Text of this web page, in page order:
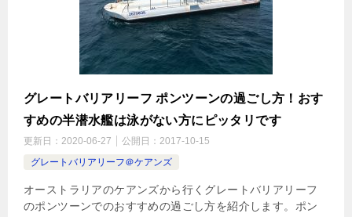
グレートバリアリーフ ポンツーンの過ごし方！おす
すめの半潜水艦は泳がない方にピッタリです
更新日： 2020-06-27 公開日： 2017-10-15
グレートバリアリーフ＠ケアンズ
オーストラリアのケアンズから行くグレートバリアリーフ
のポンツーンでのおすすめの過ごし方を紹介します。ポン